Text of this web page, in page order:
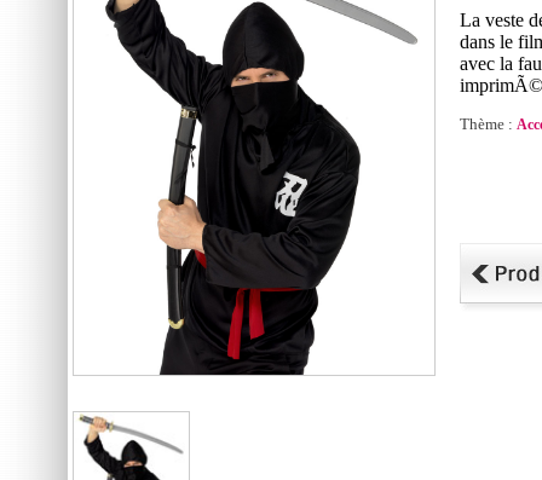
La veste
dans le
avec la
imprimÃ©
Thème :